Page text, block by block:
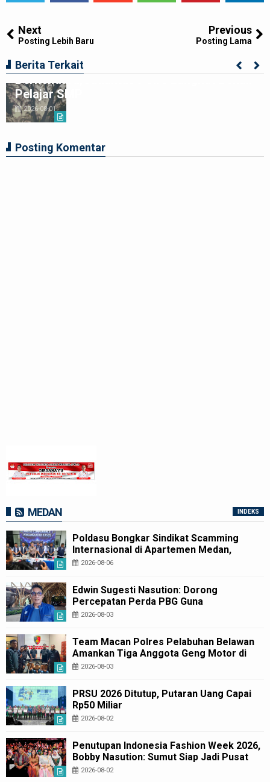
Next
Posting Lebih Baru
Previous
Posting Lama
Berita Terkait
Ciptakan Generasi Muda Tertib
Berkendara,Satlantas Polre Langkat Bekali
Pelajar SMP
2026-08-01
Posting Komentar
MEDAN INDEKS
Poldasu Bongkar Sindikat Scamming
Internasional di Apartemen Medan,
Korban Rugi Rp6,7 Miliar
2026-08-06
Edwin Sugesti Nasution: Dorong
Percepatan Perda PBG Guna
Penyederhanaan Layanan Cepat dan
2026-08-03
Team Macan Polres Pelabuhan Belawan
Amankan Tiga Anggota Geng Motor di
Marelan Pasar 9
2026-08-03
PRSU 2026 Ditutup, Putaran Uang Capai
Rp50 Miliar
2026-08-02
Penutupan Indonesia Fashion Week 2026,
Bobby Nasution: Sumut Siap Jadi Pusat
Fashion Indonesia Lewat Wastra
2026-08-02